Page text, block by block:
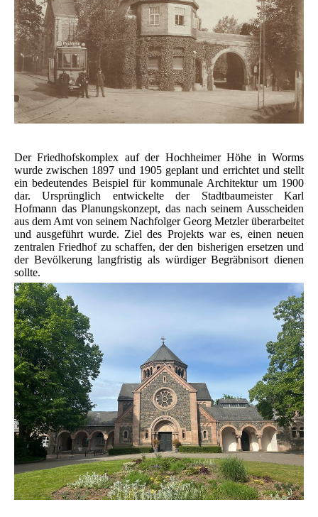
Der Friedhofskomplex auf der Hochheimer Höhe in Worms
wurde zwischen 1897 und 1905 geplant und errichtet und stellt
ein bedeutendes Beispiel für kommunale Architektur um 1900
dar. Ursprünglich entwickelte der Stadtbaumeister Karl
Hofmann das Planungskonzept, das nach seinem Ausscheiden
aus dem Amt von seinem Nachfolger Georg Metzler überarbeitet
und ausgeführt wurde. Ziel des Projekts war es, einen neuen
zentralen Friedhof zu schaffen, der den bisherigen ersetzen und
der Bevölkerung langfristig als würdiger Begräbnisort dienen
sollte.